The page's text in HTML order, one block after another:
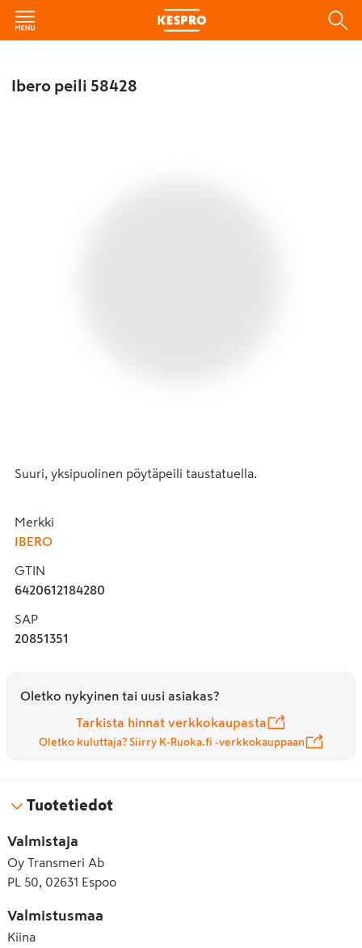
Ibero peili 58428
Suuri, yksipuolinen pöytäpeili taustatuella.
Merkki
IBERO
GTIN
6420612184280
SAP
20851351
Oletko nykyinen tai uusi asiakas?
Tarkista hinnat verkkokaupasta
Oletko kuluttaja? Siirry K-Ruoka.fi -verkkokauppaan
Tuotetiedot
Valmistaja
Oy Transmeri Ab
PL 50, 02631 Espoo
Valmistusmaa
Kiina